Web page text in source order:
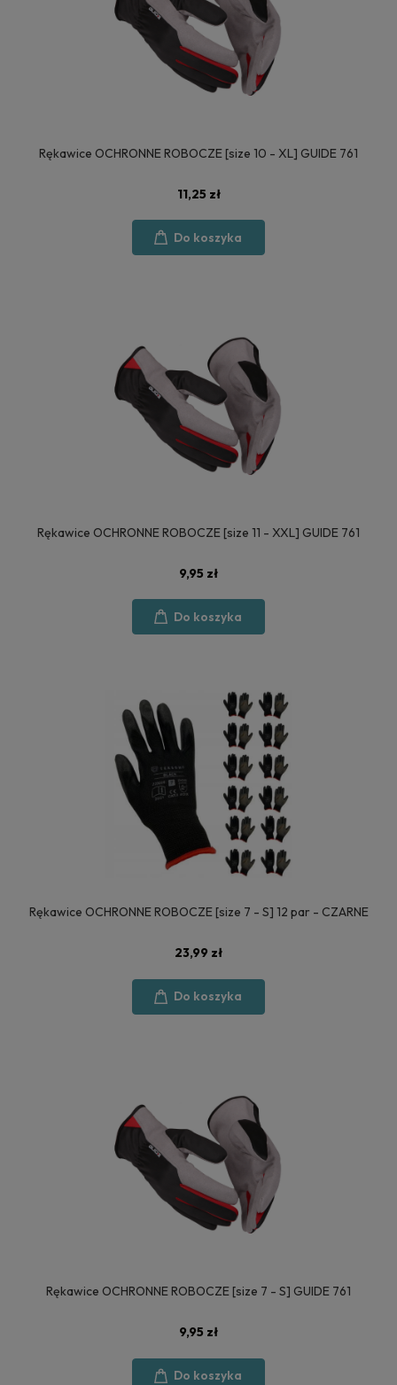
Rękawice OCHRONNE ROBOCZE [size 10 - XL] GUIDE 761
11,25 zł
Do koszyka
Rękawice OCHRONNE ROBOCZE [size 11 - XXL] GUIDE 761
9,95 zł
Do koszyka
Rękawice OCHRONNE ROBOCZE [size 7 - S] 12 par - CZARNE
23,99 zł
Do koszyka
Rękawice OCHRONNE ROBOCZE [size 7 - S] GUIDE 761
9,95 zł
Do koszyka